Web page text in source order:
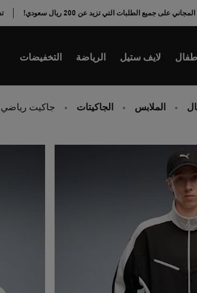
على جميع الطلبات التي تزيد عن 200 ريال سعودي!
لايف ستيل الرياضة التخفيضات
الملابس الجاكيتات جاكيت رياضي T7 بتصميم كلاسيكي وقصة فضفاضة للرجال